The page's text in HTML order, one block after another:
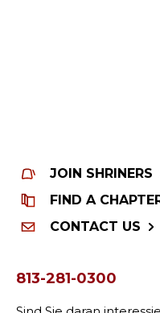
JOIN SHRINERS
FIND A
CONTACT US
813-281-0300